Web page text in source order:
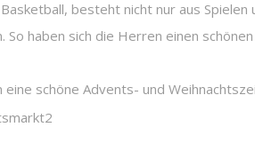
besteht nicht nur aus
So haben sich die Herren einen
eine schöne Advents- und